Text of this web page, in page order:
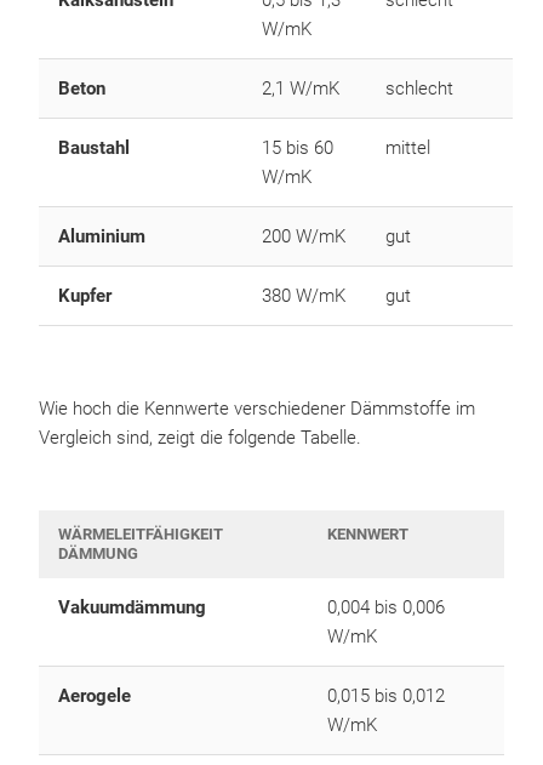
W/mK
Beton 2,1 W/mK schlecht
Baustahl
15 bis 60
W/mK
mittel
Aluminium 200 W/mK gut
Kupfer 380 W/mK gut
Wie hoch die Kennwerte verschiedener Dämmstoffe im
Vergleich sind, zeigt die folgende Tabelle.
WÄRMELEITFÄHIGKEIT
DÄMMUNG
KENNWERT
Vakuumdämmung
0,004 bis 0,006
W/mK
Aerogele
0,015 bis 0,012
W/mK